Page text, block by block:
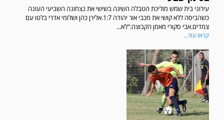
עירוני בית שמש מוליכת הטבלה השיגה בשישי את נצחונה השביעי העונה
כשהביסה ללא קושי את מכבי אור יהודה 1:7.אלירן כהן ושלומי אדרי בלטו עם
צמדים.אבי סקורי מאמן הקבוצה:"לא...
קראו עוד...